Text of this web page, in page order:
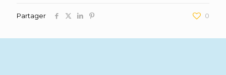
Partager 0